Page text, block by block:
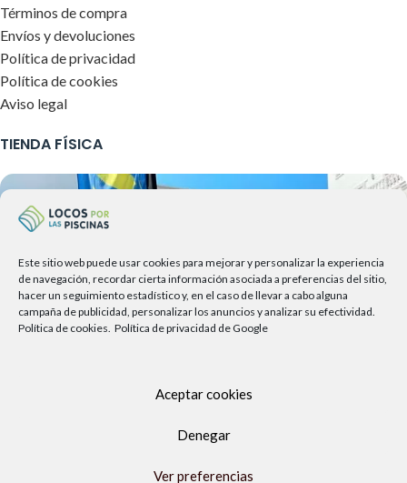
Este sitio web puede usar cookies para mejorar y personalizar la experiencia
de navegación, recordar cierta información asociada a preferencias del sitio,
hacer un seguimiento estadístico y, en el caso de llevar a cabo alguna
campaña de publicidad, personalizar los anuncios y analizar su efectividad.
Política de cookies. Política de privacidad de Google
Aceptar cookies
Denegar
Ver preferencias
Términos de compra
Envíos y devoluciones
Política de privacidad
Política de cookies
Aviso legal
TIENDA FÍSICA